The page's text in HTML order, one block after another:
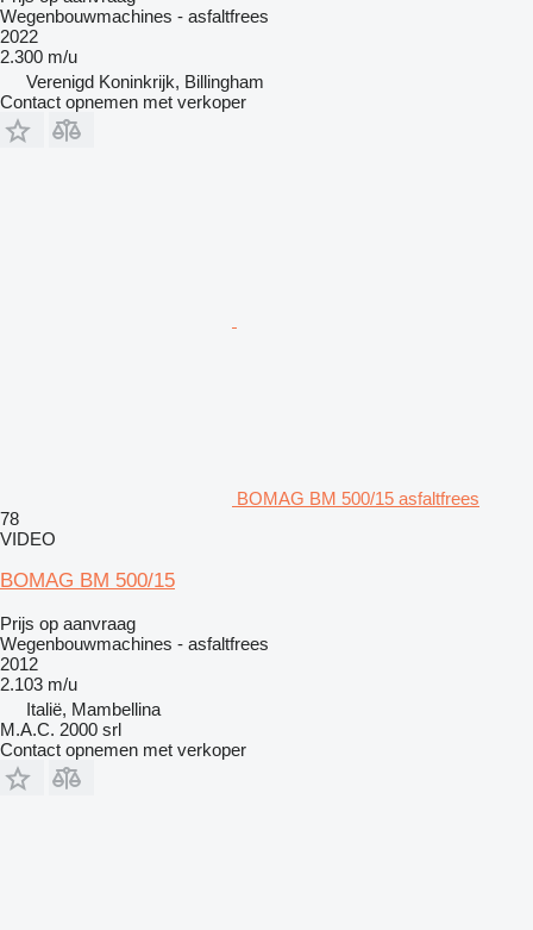
Wegenbouwmachines - asfaltfrees
2022
2.300 m/u
Verenigd Koninkrijk, Billingham
Contact opnemen met verkoper
BOMAG BM 500/15 asfaltfrees
78
VIDEO
BOMAG BM 500/15
Prijs op aanvraag
Wegenbouwmachines - asfaltfrees
2012
2.103 m/u
Italië, Mambellina
M.A.C. 2000 srl
Contact opnemen met verkoper